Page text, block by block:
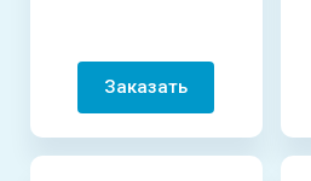
Заказать